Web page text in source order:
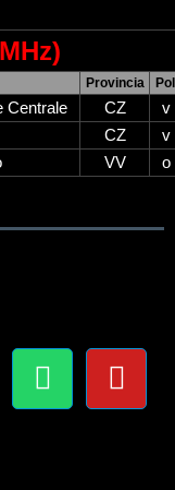
Provincia
Centrale CZ
v
CZ
v
VV o